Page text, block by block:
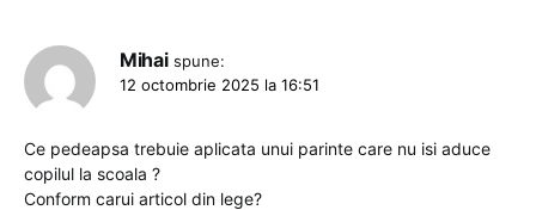
Mihai spune:
12 octombrie 2025 la 16:51
Ce pedeapsa trebuie aplicata unui parinte care nu isi aduce
copilul la scoala ?
Conform carui articol din lege?